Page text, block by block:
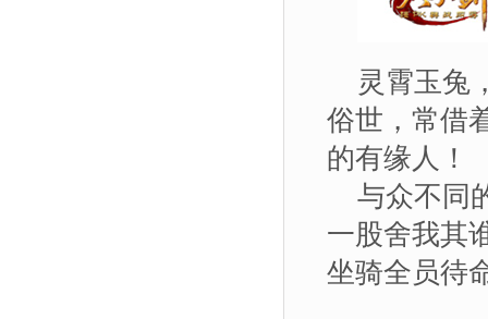
灵霄玉兔
俗世，常借
的有缘人！
与众不同
一股舍我其
坐骑全员待